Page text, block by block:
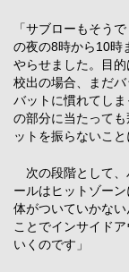
「サブローもそう
の夜の8時から10時
やらせました。目
校出の場合、まだ
バットに慣れてし
の部分に当たって
ットを振らないこ
次の段階として、
ールはヒットゾー
体がついていかな
ことでインサイド
いくのです」